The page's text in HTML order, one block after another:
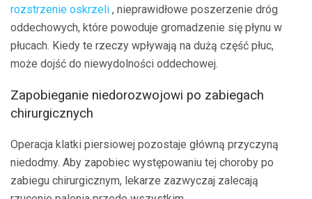
rozstrzenie oskrzeli , nieprawidłowe poszerzenie dróg
oddechowych, które powoduje gromadzenie się płynu w
płucach. Kiedy te rzeczy wpływają na dużą część płuc,
może dojść do niewydolności oddechowej.
Zapobieganie niedorozwojowi po zabiegach
chirurgicznych
Operacja klatki piersiowej pozostaje główną przyczyną
niedodmy. Aby zapobiec występowaniu tej choroby po
zabiegu chirurgicznym, lekarze zazwyczaj zalecają